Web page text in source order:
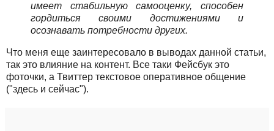
имеет стабильную самооценку, способен
гордиться своими достижениями и
осознавать потребности других.
Что меня еще заинтересовало в выводах данной статьи,
так это влияние на контент. Все таки Фейсбук это
фоточки, а Твиттер текстовое оперативное общение
("здесь и сейчас").